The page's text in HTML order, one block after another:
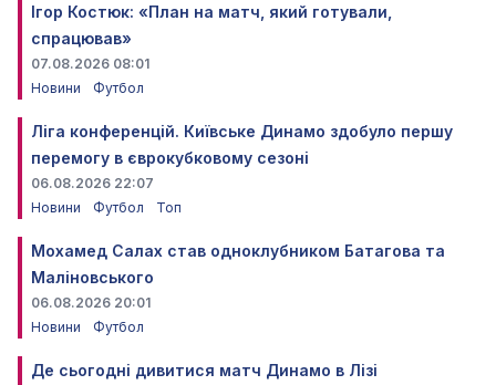
Ігор Костюк: «План на матч, який готували,
спрацював»
07.08.2026 08:01
Новини
Футбол
Ліга конференцій. Київське Динамо здобуло першу
перемогу в єврокубковому сезоні
06.08.2026 22:07
Новини
Футбол Топ
Мохамед Салах став одноклубником Батагова та
Маліновського
06.08.2026 20:01
Новини
Футбол
Де сьогодні дивитися матч Динамо в Лізі